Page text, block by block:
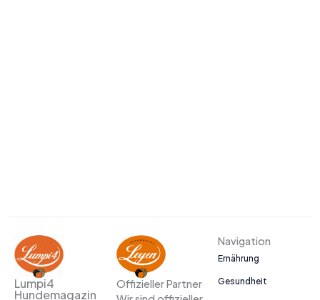
Lumpi4
Hundemagazin
Offizieller Partner
Navigation
Ernährung
Gesundheit